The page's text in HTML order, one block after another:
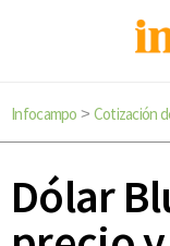
Infocampo > Cotización
Dólar